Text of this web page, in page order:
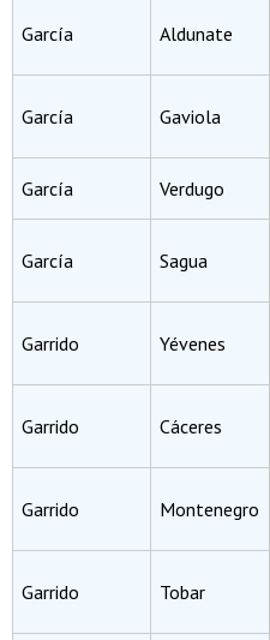
García Aldunate
García Gaviola
García Verdugo
García Sagua
Garrido Yévenes
Garrido Cáceres
Garrido Montenegro
Garrido Tobar